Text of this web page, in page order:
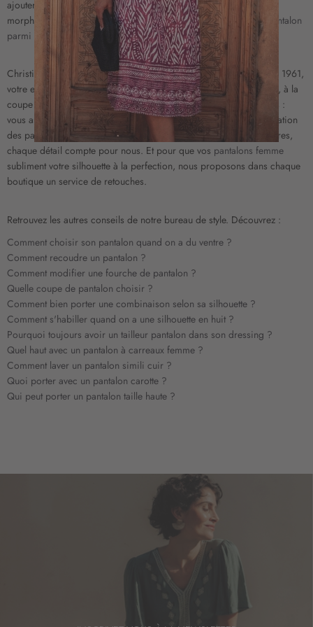
ajouter une veste tendance et à choisir un pantalon adapté à votre
morphologie. Inspirez-vous de nos collections pour acheter un
pantalon
parmi nos nouveautés
Christine Laure possède un véritable savoir-faire pantalon. Depuis 1961,
votre enseigne préférée accorde un soin tout particulier au taillant, à la
coupe et au tombé de ses créations. Et ce dans un but bien précis :
vous assurer un look impeccable en toutes occasions. De l’élaboration
des patronages à la confection, en passant par le choix des matières,
chaque détail compte pour nous. Et pour que vos pantalons femme
subliment votre silhouette à la perfection, nous proposons dans chaque
boutique un service de retouches.
Retrouvez les autres conseils de notre bureau de style. Découvrez :
Comment choisir son pantalon quand on a du ventre ?
Comment recoudre un pantalon ?
Comment modifier une fourche de pantalon ?
Quelle coupe de pantalon choisir ?
Comment bien porter une combinaison selon sa silhouette ?
Comment s'habiller quand on a une silhouette en huit ?
Pourquoi toujours avoir un tailleur pantalon dans son dressing ?
Quel haut avec un pantalon à carreaux femme ?
Comment laver un pantalon simili cuir ?
Quoi porter avec un pantalon carotte ?
Qui peut porter un pantalon taille haute ?
c
r
i
p
n
o
t
r
e
t
r
e
d
i
n
f
o
r
m
n